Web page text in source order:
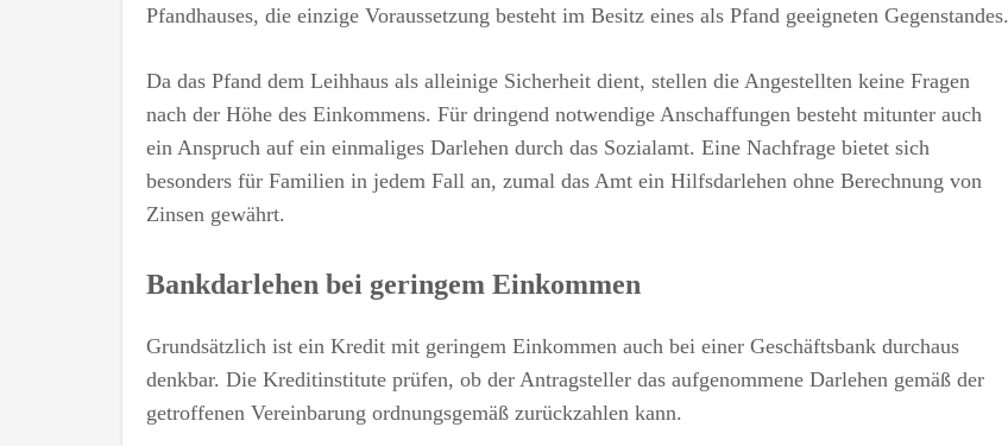
Pfandhauses, die einzige Voraussetzung besteht im Besitz eines als Pfand geeigneten Gegenstandes.
Da das Pfand dem Leihhaus als alleinige Sicherheit dient, stellen die Angestellten keine Fragen
nach der Höhe des Einkommens. Für dringend notwendige Anschaffungen besteht mitunter auch
ein Anspruch auf ein einmaliges Darlehen durch das Sozialamt. Eine Nachfrage bietet sich
besonders für Familien in jedem Fall an, zumal das Amt ein Hilfsdarlehen ohne Berechnung von
Zinsen gewährt.
Bankdarlehen bei geringem Einkommen
Grundsätzlich ist ein Kredit mit geringem Einkommen auch bei einer Geschäftsbank durchaus
denkbar. Die Kreditinstitute prüfen, ob der Antragsteller das aufgenommene Darlehen gemäß der
getroffenen Vereinbarung ordnungsgemäß zurückzahlen kann.